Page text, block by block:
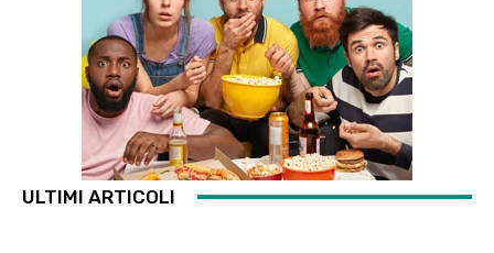
ULTIMI ARTICOLI